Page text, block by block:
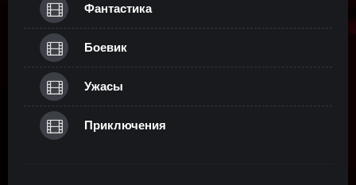
Фантастика
Боевик
Ужасы
Приключения